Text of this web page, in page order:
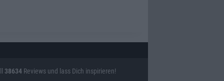
38634 Reviews und lass Dich inspirieren!